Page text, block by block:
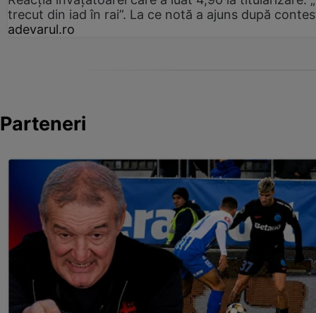
trecut din iad în rai”. La ce notă a ajuns după
adevarul.ro
Parteneri